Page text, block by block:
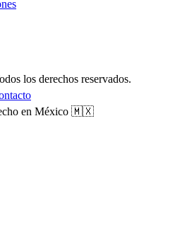
los derechos reservados.
en México 🇲🇽